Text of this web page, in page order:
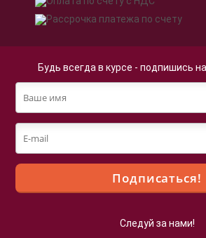
Будь всегда в курсе - подпишись
Следуй за нами!